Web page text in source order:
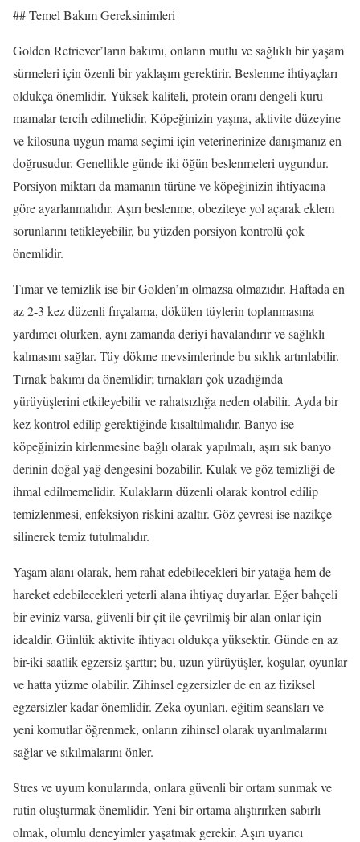
## Temel Bakım Gereksinimleri
Golden Retriever’ların bakımı, onların mutlu ve sağlıklı bir yaşam
sürmeleri için özenli bir yaklaşım gerektirir. Beslenme ihtiyaçları
oldukça önemlidir. Yüksek kaliteli, protein oranı dengeli kuru
mamalar tercih edilmelidir. Köpeğinizin yaşına, aktivite düzeyine
ve kilosuna uygun mama seçimi için veterinerinize danışmanız en
doğrusudur. Genellikle günde iki öğün beslenmeleri uygundur.
Porsiyon miktarı da mamanın türüne ve köpeğinizin ihtiyacına
göre ayarlanmalıdır. Aşırı beslenme, obeziteye yol açarak eklem
sorunlarını tetikleyebilir, bu yüzden porsiyon kontrolü çok
önemlidir.
Tımar ve temizlik ise bir Golden’ın olmazsa olmazıdır. Haftada en
az 2-3 kez düzenli fırçalama, dökülen tüylerin toplanmasına
yardımcı olurken, aynı zamanda deriyi havalandırır ve sağlıklı
kalmasını sağlar. Tüy dökme mevsimlerinde bu sıklık artırılabilir.
Tırnak bakımı da önemlidir; tırnakları çok uzadığında
yürüyüşlerini etkileyebilir ve rahatsızlığa neden olabilir. Ayda bir
kez kontrol edilip gerektiğinde kısaltılmalıdır. Banyo ise
köpeğinizin kirlenmesine bağlı olarak yapılmalı, aşırı sık banyo
derinin doğal yağ dengesini bozabilir. Kulak ve göz temizliği de
ihmal edilmemelidir. Kulakların düzenli olarak kontrol edilip
temizlenmesi, enfeksiyon riskini azaltır. Göz çevresi ise nazikçe
silinerek temiz tutulmalıdır.
Yaşam alanı olarak, hem rahat edebilecekleri bir yatağa hem de
hareket edebilecekleri yeterli alana ihtiyaç duyarlar. Eğer bahçeli
bir eviniz varsa, güvenli bir çit ile çevrilmiş bir alan onlar için
idealdir. Günlük aktivite ihtiyacı oldukça yüksektir. Günde en az
bir-iki saatlik egzersiz şarttır; bu, uzun yürüyüşler, koşular, oyunlar
ve hatta yüzme olabilir. Zihinsel egzersizler de en az fiziksel
egzersizler kadar önemlidir. Zeka oyunları, eğitim seansları ve
yeni komutlar öğrenmek, onların zihinsel olarak uyarılmalarını
sağlar ve sıkılmalarını önler.
Stres ve uyum konularında, onlara güvenli bir ortam sunmak ve
rutin oluşturmak önemlidir. Yeni bir ortama alıştırırken sabırlı
olmak, olumlu deneyimler yaşatmak gerekir. Aşırı uyarıcı